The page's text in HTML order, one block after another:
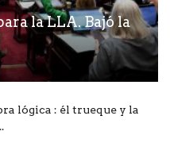
la LLA. Bajó la
lógica : él trueque y la